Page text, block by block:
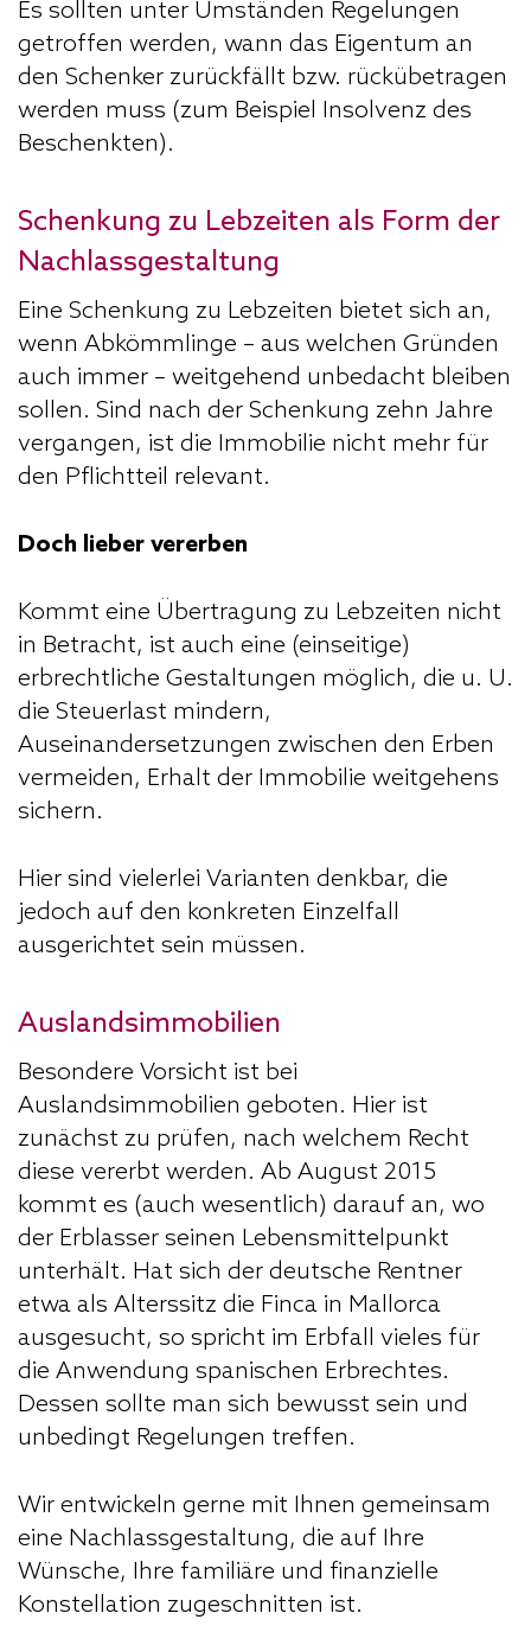
Es sollten unter Umständen Regelungen
getroffen werden, wann das Eigentum an
den Schenker zurückfällt bzw. rückübetragen
werden muss (zum Beispiel Insolvenz des
Beschenkten).
Schenkung zu Lebzeiten als Form der
Nachlassgestaltung
Eine Schenkung zu Lebzeiten bietet sich an,
wenn Abkömmlinge – aus welchen Gründen
auch immer – weitgehend unbedacht bleiben
sollen. Sind nach der Schenkung zehn Jahre
vergangen, ist die Immobilie nicht mehr für
den Pflichtteil relevant.
Doch lieber vererben
Kommt eine Übertragung zu Lebzeiten nicht
in Betracht, ist auch eine (einseitige)
erbrechtliche Gestaltungen möglich, die u. U.
die Steuerlast mindern,
Auseinandersetzungen zwischen den Erben
vermeiden, Erhalt der Immobilie weitgehens
sichern.
Hier sind vielerlei Varianten denkbar, die
jedoch auf den konkreten Einzelfall
ausgerichtet sein müssen.
Auslandsimmobilien
Besondere Vorsicht ist bei
Auslandsimmobilien geboten. Hier ist
zunächst zu prüfen, nach welchem Recht
diese vererbt werden. Ab August 2015
kommt es (auch wesentlich) darauf an, wo
der Erblasser seinen Lebensmittelpunkt
unterhält. Hat sich der deutsche Rentner
etwa als Alterssitz die Finca in Mallorca
ausgesucht, so spricht im Erbfall vieles für
die Anwendung spanischen Erbrechtes.
Dessen sollte man sich bewusst sein und
unbedingt Regelungen treffen.
Wir entwickeln gerne mit Ihnen gemeinsam
eine Nachlassgestaltung, die auf Ihre
Wünsche, Ihre familiäre und finanzielle
Konstellation zugeschnitten ist.